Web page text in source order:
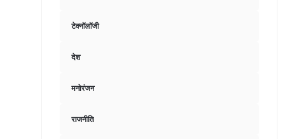
टेक्नॉलॉजी
देश
मनोरंजन
राजनीति